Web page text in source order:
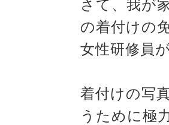
さて、我が
の着付けの
女性研修員
着付けの写
うために極